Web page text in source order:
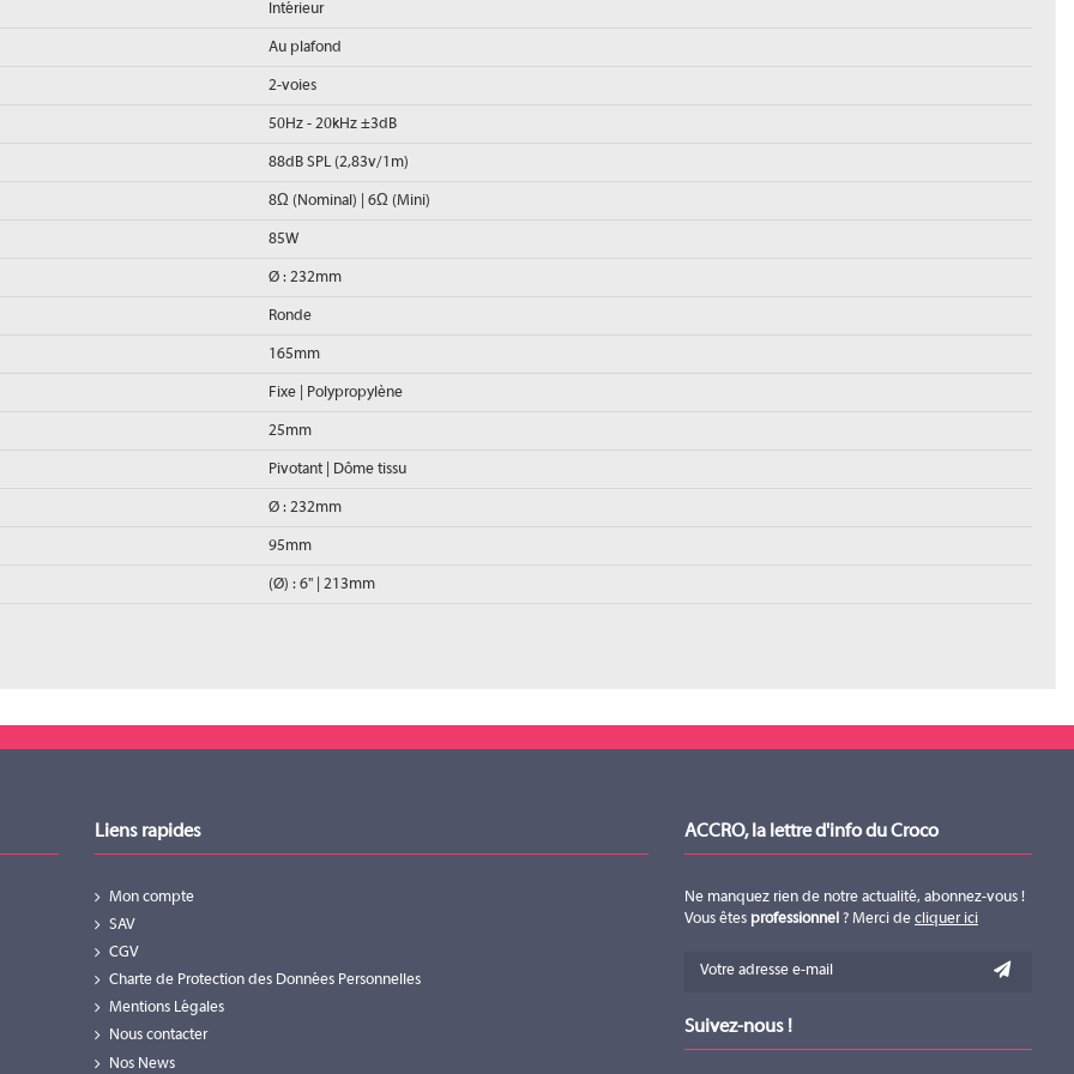
Intérieur
Au plafond
2-voies
50Hz - 20kHz ±3dB
88dB SPL (2,83v/1m)
8Ω (Nominal) | 6Ω (Mini)
85W
Ø : 232mm
Ronde
165mm
Fixe | Polypropylène
25mm
Pivotant | Dôme tissu
Ø : 232mm
95mm
(Ø) : 6" | 213mm
Liens rapides
Mon compte
SAV
CGV
Charte de Protection des Données Personnelles
Mentions Légales
Nous contacter
Nos News
ACCRO, la lettre d'info du Croco
Ne manquez rien de notre actualité, abonnez-vous !
Vous êtes professionnel ? Merci de cliquer ici
Suivez-nous !